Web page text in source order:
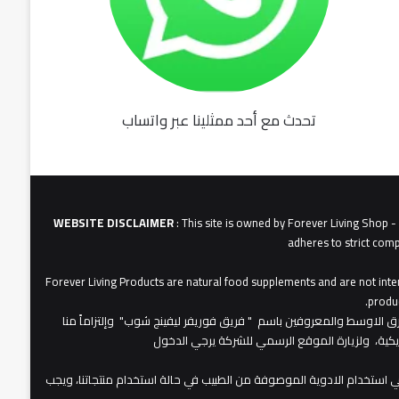
تحدث مع أحد ممثلينا عبر واتساب
WEBSITE DISCLAIMER: This site is owned by Forever Living Shop
adheres to strict
Forever Living Products are natural food supplements and are not
فوريفر لبفينج برودكتس في الشرق الاوسط والمعروفين باسم " فريق فوريفر ليفينج شوب" وإلتزاماً منا
ولزيارة الموقع الرسمي للشركة يرجي الدخول
الادوية الموصوفة من الطبيب في حالة استخدام منتجاتنا، ويجب